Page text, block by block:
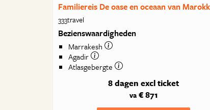
Familiereis De oase en oceaan van
333travel
Bezienswaardigheden
Marrakesh
Agadir
Atlasgebergte
8 dagen excl ticket
va€ 871